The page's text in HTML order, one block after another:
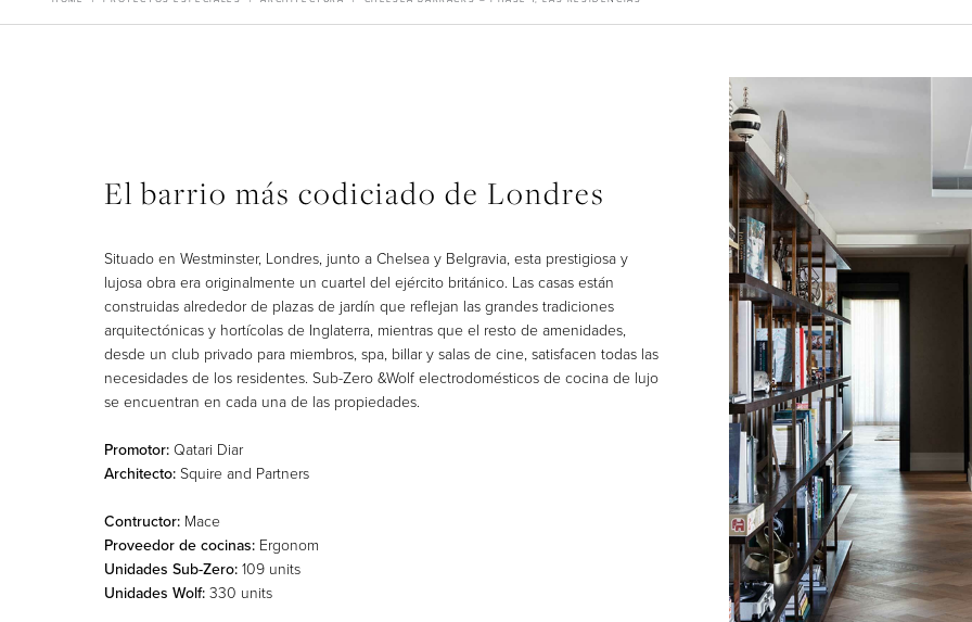
ARCHITECTURA
El barrio más codiciado de Londres
Situado en Westminster, Londres, junto a Chelsea y Belgravia, esta prestigiosa y
lujosa obra era originalmente un cuartel del ejército británico. Las casas están
construidas alrededor de plazas de jardín que reflejan las grandes tradiciones
arquitectónicas y hortícolas de Inglaterra, mientras que el resto de amenidades,
desde un club privado para miembros, spa, billar y salas de cine, satisfacen todas las
necesidades de los residentes. Sub-Zero &Wolf electrodomésticos de cocina de lujo
se encuentran en cada una de las propiedades.
Promotor: Qatari Diar
Architecto: Squire and Partners
Contructor: Mace
Proveedor de cocinas: Ergonom
Unidades Sub-Zero: 109 units
Unidades Wolf: 330 units